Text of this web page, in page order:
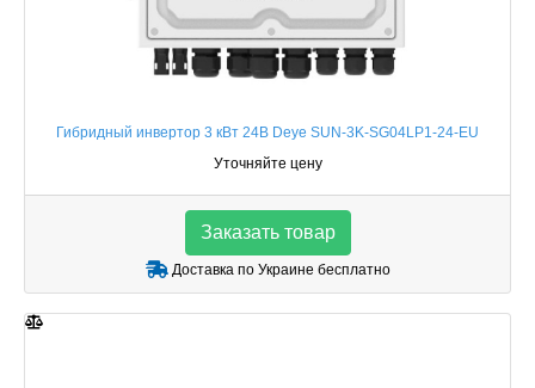
Гибридный инвертор 3 кВт 24В Deye SUN-3K-SG04LP1-24-EU
Уточняйте цену
Заказать товар
Доставка по Украине бесплатно